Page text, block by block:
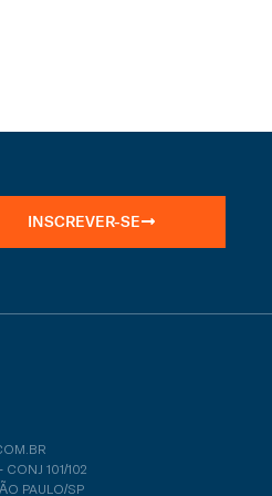
INSCREVER-SE
CONJ 101/102
PAULO/SP